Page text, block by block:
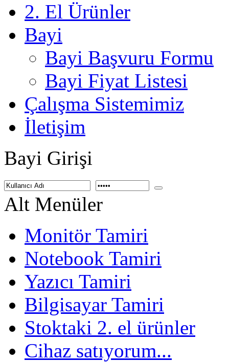
2. El Ürünler
Bayi
Bayi Başvuru Formu
Bayi Fiyat Listesi
Çalışma Sistemimiz
İletişim
Bayi Girişi
Alt Menüler
Monitör Tamiri
Notebook Tamiri
Yazıcı Tamiri
Bilgisayar Tamiri
Stoktaki 2. el ürünler
Cihaz satıyorum...